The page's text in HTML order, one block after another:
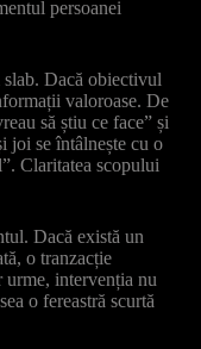
persoanei
Dacă obiectivul
valoroase. De
să știu ce face” și
joi se întâlnește cu o
Claritatea scopului
Dacă există un
o tranzacție
urme, intervenția nu
o fereastră scurtă